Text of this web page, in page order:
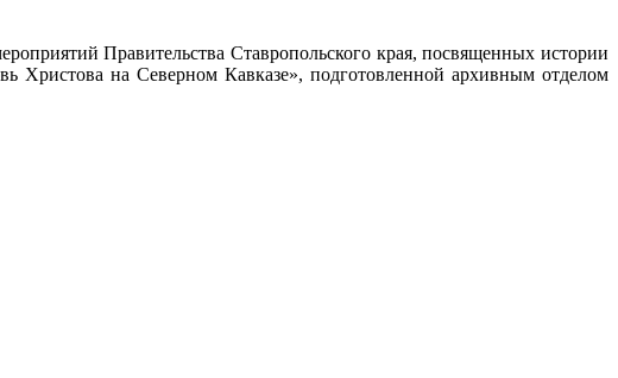
Правительства Ставропольского края, посвященных истории
Христова на Северном Кавказе», подготовленной архивным отделом